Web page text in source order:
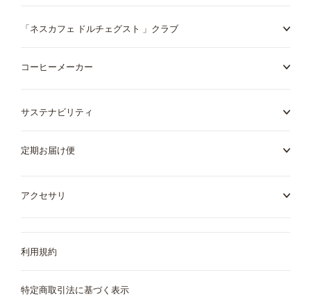
「ネスカフェ ドルチェグスト 」クラブ
コーヒーメーカー
サステナビリティ
定期お届け便
アクセサリ
利用規約
特定商取引法に基づく表示